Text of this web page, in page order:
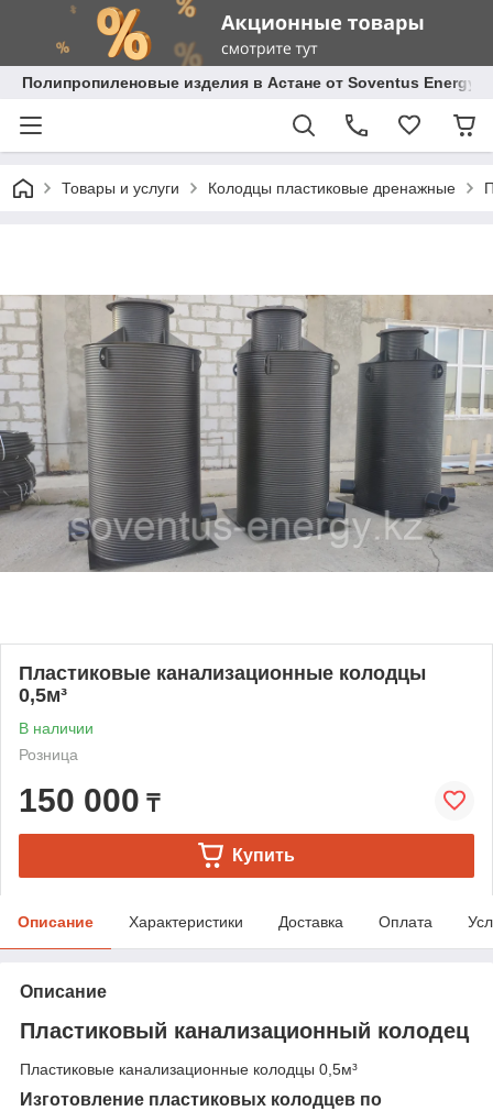
Полипропиленовые изделия в Астане от Soventus Energy
Товары и услуги Колодцы пластиковые дренажные
Пластиковые канализационные колодцы
0,5м³
В наличии
Розница
150 000 ₸
Купить
Описание Характеристики Доставка Оплата
Описание
Пластиковый канализационный колодец
Пластиковые канализационные колодцы 0,5м³
Изготовление пластиковых колодцев по